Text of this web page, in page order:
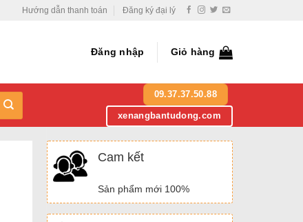
Hướng dẫn thanh toán Đăng ký đại lý
Đăng nhập Giỏ hàng
09.37.37.50.88
xenangbantudong.com
Cam kết
Sản phẩm mới 100%